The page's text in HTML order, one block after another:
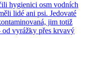
hygienici osm vodních
lidé ani psi. Jedovaté
jim totiž
od vyrážky přes krvavý